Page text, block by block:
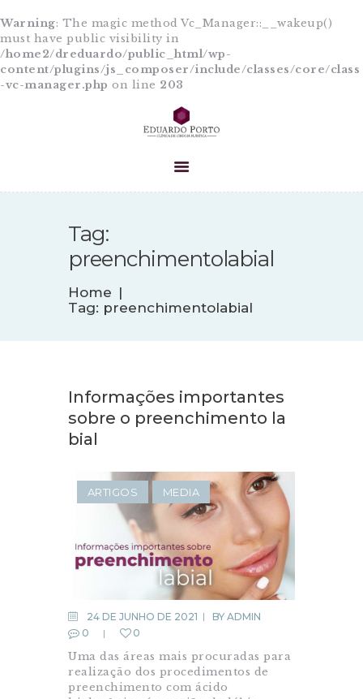
Warning: The magic method Vc_Manager::__wakeup()
must have public visibility in
/home2/dreduardo/public_html/wp-
content/plugins/js_composer/include/classes/core/class
-vc-manager.php on line 203
Tag:
preenchimentolabial
Home
Tag: preenchimentolabial
A CLÍNICA
PROCEDIMENTOS
CONTATO
Informações importantes
sobre o preenchimento la
bial
ARTIGOS MEDIA
24 DE JUNHO DE 2021 BY ADMIN
0
0
Uma das áreas mais procuradas para
realização dos procedimentos de
preenchimento com ácido